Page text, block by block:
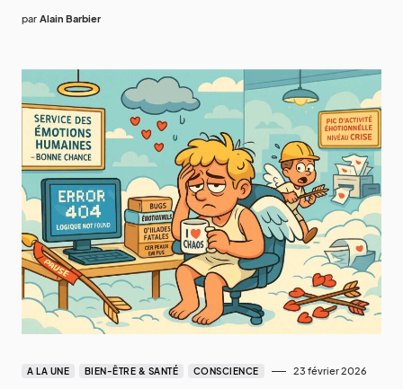
par Alain Barbier
A LA UNE BIEN-ÊTRE & SANTÉ CONSCIENCE 23 février 2026